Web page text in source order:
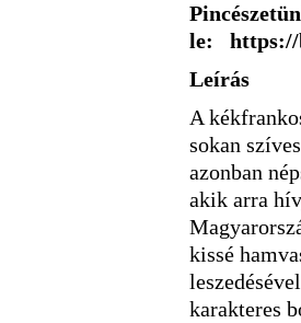
le: https://
Leírás
A
sokan
azonban
akik arra
kissé
karakteres